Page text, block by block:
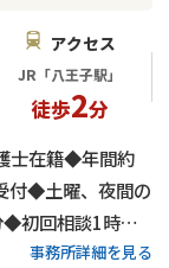
アクセス
JR「八王子駅」
徒歩2分
士在籍◆年間約
付◆土曜、夜間の
初回相談1時間
育費・財産分与・
事務所詳細を見る